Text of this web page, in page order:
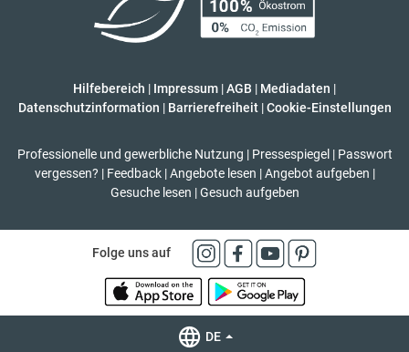
Hilfebereich | Impressum |AGB | Mediadaten |
Datenschutzinformation | Barrierefreiheit | Cookie-Einstellungen
Professionelle und gewerbliche Nutzung | Pressespiegel | Passwort
vergessen? | Feedback | Angebote lesen | Angebot aufgeben |
Gesuche lesen | Gesuch aufgeben
Folge uns auf
DE